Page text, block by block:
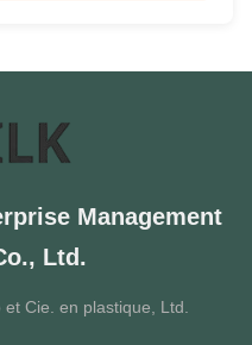
Management
Ltd.
Cie. en plastique, Ltd.